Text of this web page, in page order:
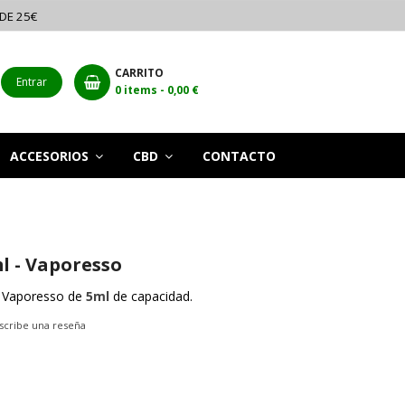
25€
Entrar
CARRITO
0 items - 0,00 €
ACCESORIOS CBD CONTACTO
- Vaporesso
de 5ml de capacidad.
una reseña